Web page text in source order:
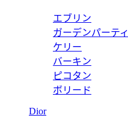
エブリン
ガーデンパーティ
ケリー
バーキン
ピコタン
ボリード
Dior